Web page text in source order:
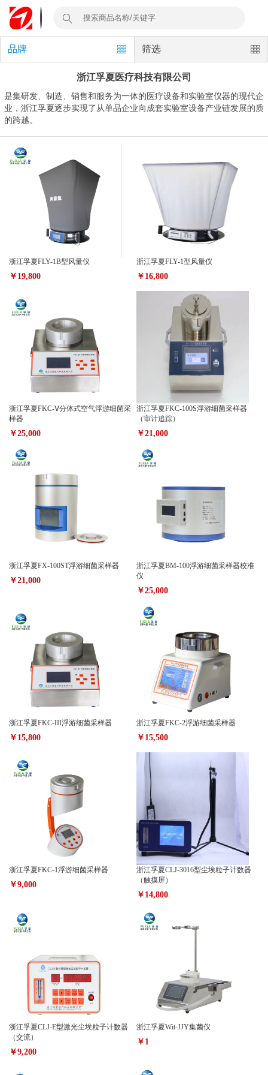
品牌 筛选
浙江孚夏医疗科技有限公司
是集研发、制造、销售和服务为一体的医疗设备和实验室仪器的现代企
业，浙江孚夏逐步实现了从单品企业向成套实验室设备产业链发展的质
的跨越。
浙江孚夏FLY-1B型风量仪
￥19,800
浙江孚夏FLY-1型风量仪
￥16,800
浙江孚夏FKC-Ⅴ分体式空气浮游细菌采
样器
￥25,000
浙江孚夏FKC-100S浮游细菌采样器
（审计追踪）
￥21,000
浙江孚夏FX-100ST浮游细菌采样器
￥21,000
浙江孚夏BM-100浮游细菌采样器校准
仪
￥25,000
浙江孚夏FKC-III浮游细菌采样器
￥15,800
浙江孚夏FKC-2浮游细菌采样器
￥15,500
浙江孚夏FKC-1浮游细菌采样器
￥9,000
浙江孚夏CLJ-3016型尘埃粒子计数器
（触摸屏）
￥14,800
浙江孚夏CLJ-E型激光尘埃粒子计数器
（交流）
￥9,200
浙江孚夏Wit-JJY集菌仪
￥1